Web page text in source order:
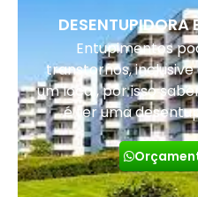
Entupimentos
transtornos,
um local, por isso
é ter uma